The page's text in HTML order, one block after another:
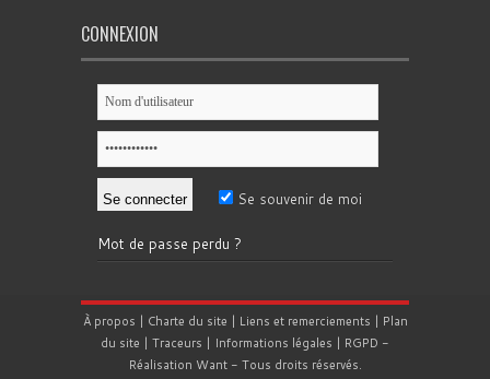
CONNEXION
Se souvenir de moi
Mot de passe perdu ?
À propos | Charte du site | Liens et remerciements | Plan
du site | Traceurs | Informations légales | RGPD -
Réalisation Want- Tous droits réservés.